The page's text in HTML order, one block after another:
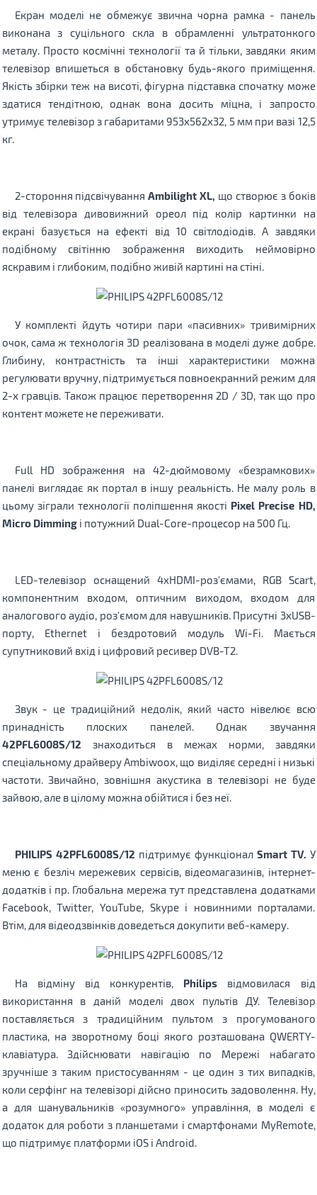
Екран моделі не обмежує звична чорна рамка - панель
виконана з суцільного скла в обрамленні ультратонкого
металу. Просто космічні технології та й тільки, завдяки яким
телевізор впишеться в обстановку будь-якого приміщення.
Якість збірки теж на висоті, фігурна підставка спочатку може
здатися тендітною, однак вона досить міцна, і запросто
утримує телевізор з габаритами 953х562x32, 5 мм при вазі 12,5
кг.
2-стороння підсвічуванняAmbilight XL, що створює з боків
від телевізора дивовижний ореол під колір картинки на
екрані базується на ефекті від 10 світлодіодів. А завдяки
подібному світінню зображення виходить неймовірно
яскравим і глибоким, подібно живій картині на стіні.
У комплекті йдуть чотири пари «пасивних» тривимірних
очок, сама ж технологія 3D реалізована в моделі дуже добре.
Глибину, контрастність та інші характеристики можна
регулювати вручну, підтримується повноекранний режим для
2-х гравців. Також працює перетворення 2D / 3D, так що про
контент можете не переживати.
Full HD зображення на 42-дюймовому «безрамкових»
панелі виглядає як портал в іншу реальність. Не малу роль в
цьому зіграли технології поліпшення якості Pixel Precise HD,
Micro Dimmingі потужний Dual-Core-процесор на 500 Гц.
LED-телевізор оснащений 4хHDMI-роз'ємами, RGB Scart,
компонентним входом, оптичним виходом, входом для
аналогового аудіо, роз'ємом для навушників. Присутні 3хUSB-
порту, Ethernet і бездротовий модуль Wi-Fi. Мається
супутниковий вхід і цифровий ресивер DVB-T2.
Звук - це традиційний недолік, який часто нівелює всю
принадність плоских панелей. Однак звучання
42PFL6008S/12 знаходиться в межах норми, завдяки
спеціальному драйверу Ambiwoox, що виділяє середні і низькі
частоти. Звичайно, зовнішня акустика в телевізорі не буде
зайвою, але в цілому можна обійтися і без неї.
PHILIPS 42PFL6008S/12 підтримує функціонал Smart TV. У
меню є безліч мережевих сервісів, відеомагазинів, інтернет-
додатків і пр. Глобальна мережа тут представлена ​​додатками
Facebook, Twitter, YouTube, Skype і новинними порталами.
Втім, для відеодзвінків доведеться докупити веб-камеру.
На відміну від конкурентів, Philips відмовилася від
використання в даній моделі двох пультів ДУ. Телевізор
поставляється з традиційним пультом з прогумованого
пластика, на зворотному боці якого розташована QWERTY-
клавіатура. Здійснювати навігацію по Мережі набагато
зручніше з таким пристосуванням - це один з тих випадків,
коли серфінг на телевізорі дійсно приносить задоволення. Ну,
а для шанувальників «розумного» управління, в моделі є
додаток для роботи з планшетами і смартфонами MyRemote,
що підтримує платформи iOS і Android.